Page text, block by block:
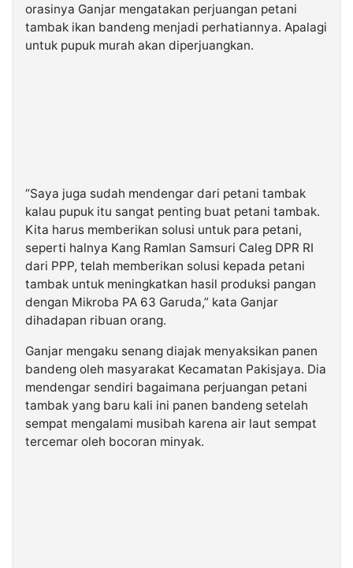
orasinya Ganjar mengatakan perjuangan petani
tambak ikan bandeng menjadi perhatiannya. Apalagi
untuk pupuk murah akan diperjuangkan.
“Saya juga sudah mendengar dari petani tambak
kalau pupuk itu sangat penting buat petani tambak.
Kita harus memberikan solusi untuk para petani,
seperti halnya Kang Ramlan Samsuri Caleg DPR RI
dari PPP, telah memberikan solusi kepada petani
tambak untuk meningkatkan hasil produksi pangan
dengan Mikroba PA 63 Garuda,” kata Ganjar
dihadapan ribuan orang.
Ganjar mengaku senang diajak menyaksikan panen
bandeng oleh masyarakat Kecamatan Pakisjaya. Dia
mendengar sendiri bagaimana perjuangan petani
tambak yang baru kali ini panen bandeng setelah
sempat mengalami musibah karena air laut sempat
tercemar oleh bocoran minyak.